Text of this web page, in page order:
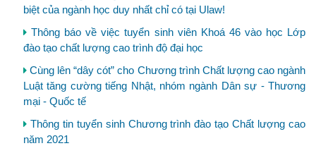
biệt của ngành học duy nhất chỉ có tại Ulaw!
Thông báo về việc tuyển sinh viên Khoá 46 vào học Lớp
đào tạo chất lượng cao trình độ đại học
Cùng lên “dây cót” cho Chương trình Chất lượng cao ngành
Luật tăng cường tiếng Nhật, nhóm ngành Dân sự - Thương
mại - Quốc tế
Thông tin tuyển sinh Chương trình đào tạo Chất lượng cao
năm 2021